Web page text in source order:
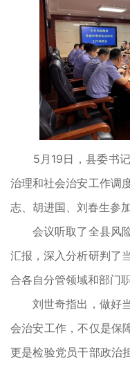
5月19日，县委书记
治理和社会治安工作调
志、胡进国、刘春生参加
会议听取了全县风险
汇报，深入分析研判了
合各自分管领域和部门
刘世奇指出，做好当
会治安工作，不仅是保
更是检验党员干部政治